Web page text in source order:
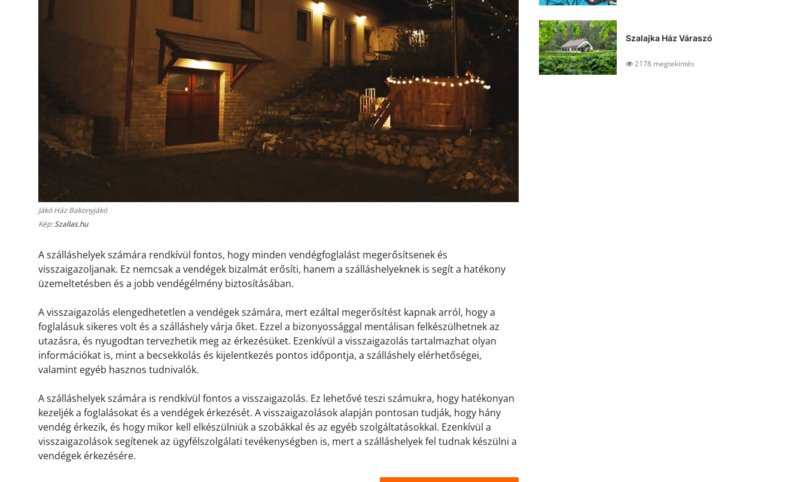
Jákó Ház Bakonyjákó
Kép:Szallas.hu
A szálláshelyek számára rendkívül fontos, hogy minden vendégfoglalást megerősítsenek és
visszaigazoljanak. Ez nemcsak a vendégek bizalmát erősíti, hanem a szálláshelyeknek is segít a hatékony
üzemeltetésben és a jobb vendégélmény biztosításában.
A visszaigazolás elengedhetetlen a vendégek számára, mert ezáltal megerősítést kapnak arról, hogy a
foglalásuk sikeres volt és a szálláshely várja őket. Ezzel a bizonyossággal mentálisan felkészülhetnek az
utazásra, és nyugodtan tervezhetik meg az érkezésüket. Ezenkívül a visszaigazolás tartalmazhat olyan
információkat is, mint a becsekkolás és kijelentkezés pontos időpontja, a szálláshely elérhetőségei,
valamint egyéb hasznos tudnivalók.
A szálláshelyek számára is rendkívül fontos a visszaigazolás. Ez lehetővé teszi számukra, hogy hatékonyan
kezeljék a foglalásokat és a vendégek érkezését. A visszaigazolások alapján pontosan tudják, hogy hány
vendég érkezik, és hogy mikor kell elkészülniük a szobákkal és az egyéb szolgáltatásokkal. Ezenkívül a
visszaigazolások segítenek az ügyfélszolgálati tevékenységben is, mert a szálláshelyek fel tudnak készülni a
vendégek érkezésére.
Szalajka Ház Váraszó
2178 megtekintés